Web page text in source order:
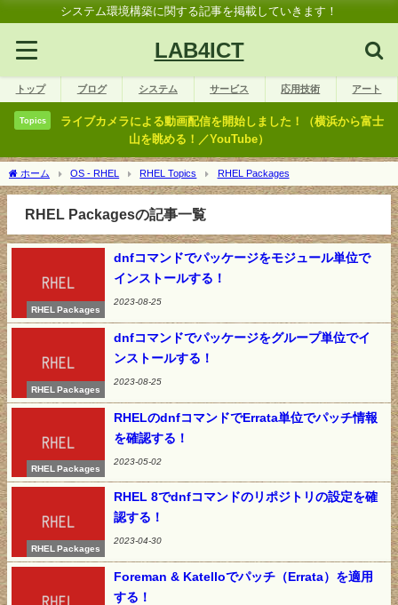
システム環境構築に関する記事を掲載していきます！
LAB4ICT
トップ ブログ システム サービス 応用技術 アート
Topics
ライブカメラによる動画配信を開始しました！（横浜から富士
山を眺める！／YouTube）
ホーム OS - RHEL RHEL Topics RHEL Packages
RHEL Packagesの記事一覧
RHEL Packages
dnfコマンドでパッケージをモジュール単位で
インストールする！
2023-08-25
RHEL Packages
dnfコマンドでパッケージをグループ単位でイ
ンストールする！
2023-08-25
RHEL Packages
RHELのdnfコマンドでErrata単位でパッチ情報
を確認する！
2023-05-02
RHEL Packages
RHEL 8でdnfコマンドのリポジトリの設定を確
認する！
2023-04-30
Foreman & Katelloでパッチ（Errata）を適用
する！